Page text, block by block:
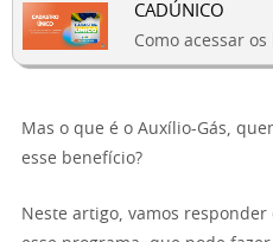
CADÚNICO
Como acessar
Mas o que é o Auxílio-Gás,
esse benefício?
Neste artigo, vamos